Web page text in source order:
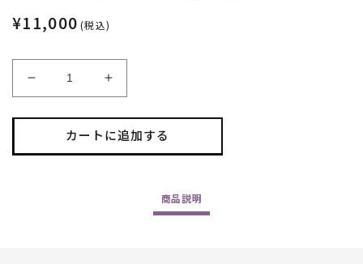
¥11,000 (税込)
Foradori
/
Teroldego
Sgarzon
2022
Foradori
/
Teroldego
Sgarzon
2022
カートに追加する
商品説明